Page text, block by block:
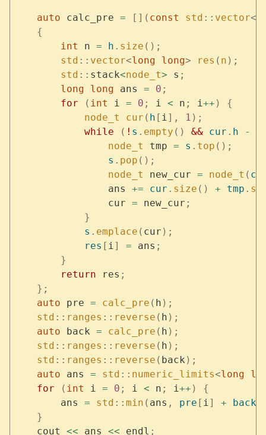
    auto
calc_pre = []( const std :: vector<
    {
        int
n = h . size ();
        std
:: vector<long long> res ( n );
        std
:: stack<node_t> s ;
        long
long ans = 0 ;
        for
( int i = 0 ; i < n ; i++ )
{
            node_t
cur ( h [ i], 1 );
            while
( ! s . empty () && cur . h -
                node_t
tmp = s . top ();
                s
. pop ();
                node_t
new_cur = node_t (
                ans
+= cur . size () + tmp .
                cur
= new_cur ;
            }
            s
. emplace ( cur );
            res
[ i] = ans ;
        }
        return
res ;
    };
    auto
pre = calc_pre ( h );
    std
:: ranges :: reverse ( h );
    auto
back = calc_pre ( h );
    std
:: ranges :: reverse ( h );
    std
:: ranges :: reverse ( back );
    auto
ans = std :: numeric_limits<long
    for
( int i = 0 ; i < n ; i++ )
{
        ans
= std :: min ( ans , pre [ i] + back
    }
    cout
<< ans << endl ;